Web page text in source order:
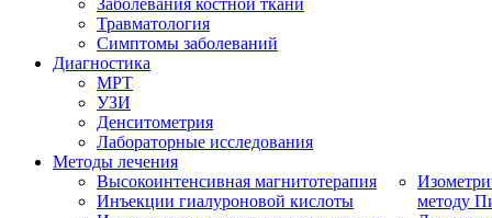
Заболевания костной ткани
Травматология
Симптомы заболеваний
Диагностика
МРТ
УЗИ
Денситометрия
Лабораторные исследования
Методы лечения
Высокоинтенсивная магнитотерапия
Инъекции гиалуроновой кислоты
методу